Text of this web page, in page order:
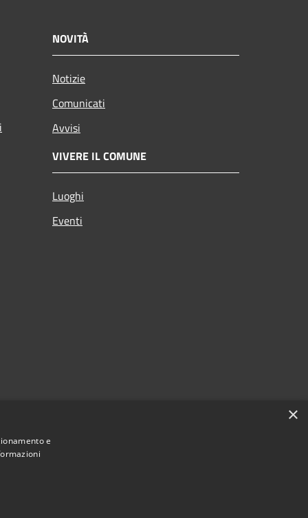
NOVITÀ
Notizie
Comunicati
Avvisi
VIVERE IL COMUNE
Luoghi
Eventi
×
e